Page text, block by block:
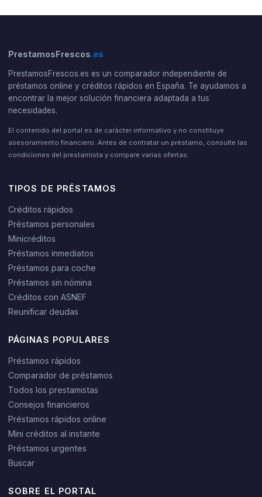
PrestamosFrescos.es
PrestamosFrescos.es es un comparador independiente de
préstamos online y créditos rápidos en España. Te ayudamos a
encontrar la mejor solución financiera adaptada a tus
necesidades.
El contenido del portal es de carácter informativo y no constituye
asesoramiento financiero. Antes de contratar un préstamo, consulte las
condiciones del prestamista y compare varias ofertas.
TIPOS DE PRÉSTAMOS
Créditos rápidos
Préstamos personales
Minicréditos
Préstamos inmediatos
Préstamos para coche
Préstamos sin nómina
Créditos con ASNEF
Reunificar deudas
PÁGINAS POPULARES
Préstamos rápidos
Comparador de préstamos
Todos los prestamistas
Consejos financieros
Préstamos rápidos online
Mini créditos al instante
Préstamos urgentes
Buscar
SOBRE EL PORTAL